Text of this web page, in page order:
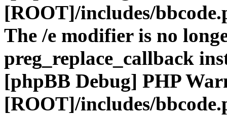
[ROOT]/includes/
The /e modifier is no
preg_replace_callback
[phpBB Debug] PHP
[ROOT]/includes/